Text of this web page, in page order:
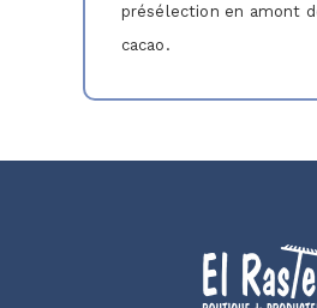
présélection en amont
cacao.